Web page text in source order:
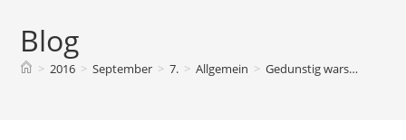
Blog
> 2016 > September > 7. > Allgemein > Gedunstig wars…